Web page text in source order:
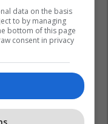
data on the basis
to by managing
bottom of this page
consent in privacy